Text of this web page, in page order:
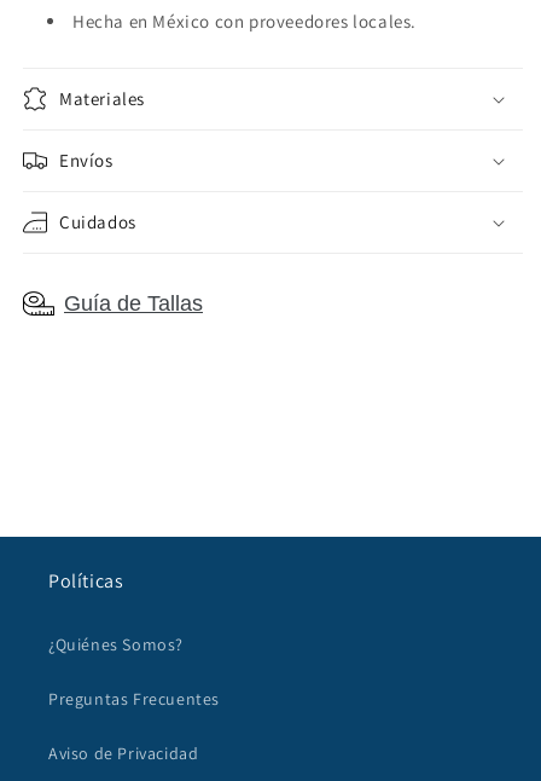
Hecha en México con proveedores locales.
Materiales
Envíos
Cuidados
Guía de Tallas
Políticas
¿Quiénes Somos?
Preguntas Frecuentes
Aviso de Privacidad